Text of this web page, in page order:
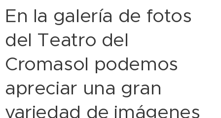
En la galería de fotos
del Teatro del
Cromasol podemos
apreciar una gran
variedad de imágenes